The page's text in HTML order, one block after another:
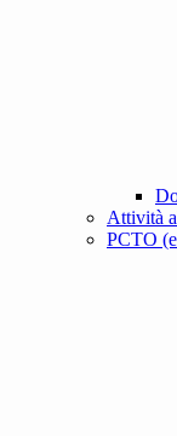
Attività
PCTO